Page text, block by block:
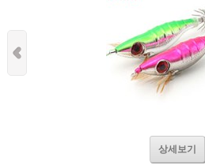
상세보기